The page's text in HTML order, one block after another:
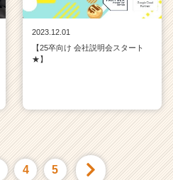
2023.12.01
【25卒向け 会社説明会スタート
★】
4 5